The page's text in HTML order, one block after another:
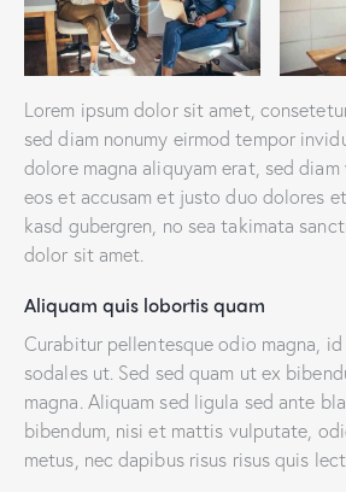
Lorem ipsum dolor sit amet,
sed diam nonumy eirmod tempor
dolore magna aliquyam erat, sed
eos et accusam et justo duo dolores
kasd gubergren, no sea takimata
dolor sit amet.
Aliquam quis lobortis quam
Curabitur pellentesque odio magna, id
sodales ut. Sed sed quam ut ex
magna. Aliquam sed ligula sed ante
bibendum, nisi et mattis vulputate,
metus, nec dapibus risus risus quis